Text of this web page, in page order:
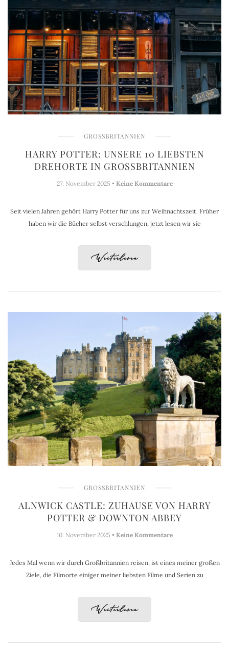
GROSSBRITANNIEN
HARRY POTTER: UNSERE 10 LIEBSTEN
DREHORTE IN GROSSBRITANNIEN
27. November 2025 • Keine Kommentare
Seit vielen Jahren gehört Harry Potter für uns zur Weihnachtszeit. Früher
haben wir die Bücher selbst verschlungen, jetzt lesen wir sie
Weiterlesen
GROSSBRITANNIEN
ALNWICK CASTLE: ZUHAUSE VON HARRY
POTTER & DOWNTON ABBEY
10. November 2025 • Keine Kommentare
Jedes Mal wenn wir durch Großbritannien reisen, ist eines meiner großen
Ziele, die Filmorte einiger meiner liebsten Filme und Serien zu
Weiterlesen